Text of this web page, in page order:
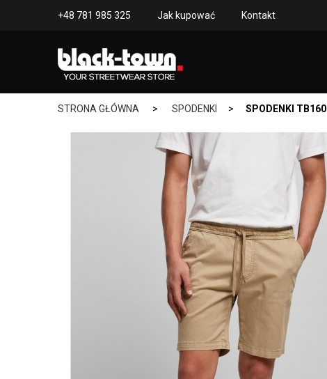
+48 781 985 325 Jak kupować Kontakt
STRONA GŁÓWNA > SPODENKI > SPODENKI